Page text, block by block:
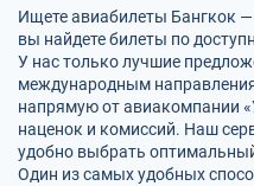
Ищете авиабилеты Бангкок
вы найдете билеты по
У нас только лучшие
международным
напрямую от авиакомпании
наценок и комиссий. Наш
удобно выбрать
Один из самых удобных